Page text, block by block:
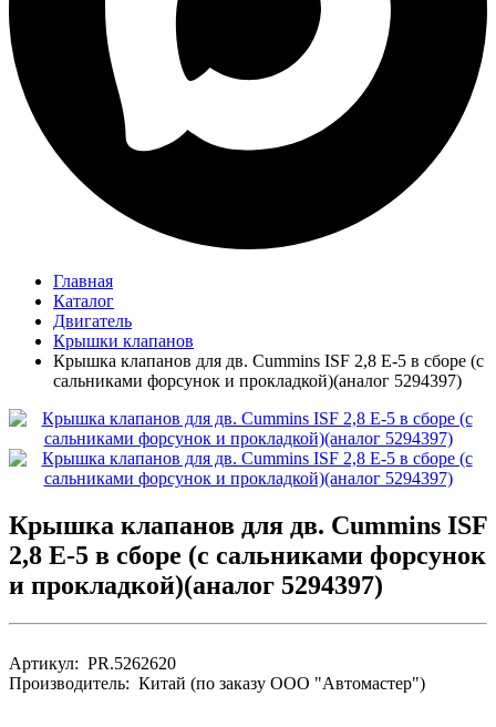
Главная
Каталог
Двигатель
Крышки клапанов
Крышка клапанов для дв. Cummins ISF 2,8 Е-5 в сборе (с
сальниками форсунок и прокладкой)(аналог 5294397)
Крышка клапанов для дв. Cummins ISF
2,8 Е-5 в сборе (с сальниками форсунок
и прокладкой)(аналог 5294397)
Артикул: PR.5262620
Производитель: Китай (по заказу ООО "Автомастер")